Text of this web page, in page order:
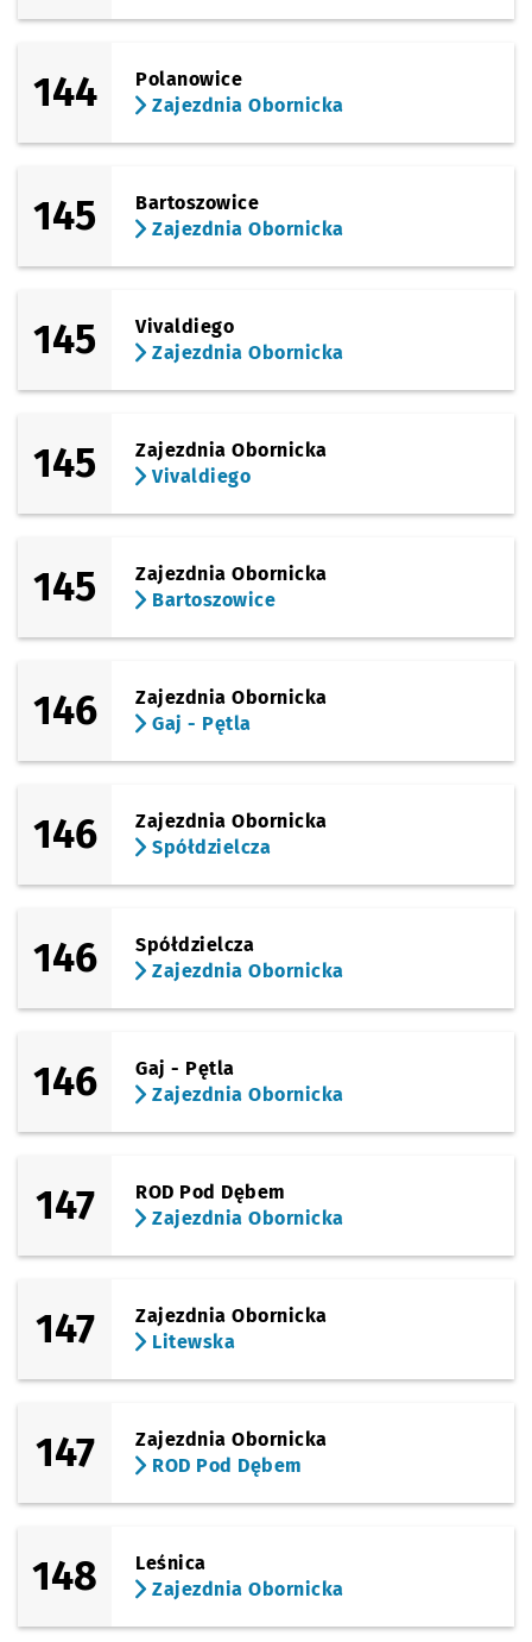
144
Polanowice
Zajezdnia Obornicka
145
Bartoszowice
Zajezdnia Obornicka
145
Vivaldiego
Zajezdnia Obornicka
145
Zajezdnia Obornicka
Vivaldiego
145
Zajezdnia Obornicka
Bartoszowice
146
Zajezdnia Obornicka
Gaj - Pętla
146
Zajezdnia Obornicka
Spółdzielcza
146
Spółdzielcza
Zajezdnia Obornicka
146
Gaj - Pętla
Zajezdnia Obornicka
147
ROD Pod Dębem
Zajezdnia Obornicka
147
Zajezdnia Obornicka
Litewska
147
Zajezdnia Obornicka
ROD Pod Dębem
148
Leśnica
Zajezdnia Obornicka